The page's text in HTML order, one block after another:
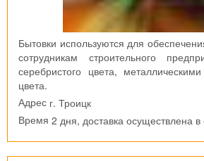
Бытовки используются для
сотрудникам строительного
серебристого цвета,
цвета.
Адрес г. Троицк
Время 2 дня, доставка осуществлена в